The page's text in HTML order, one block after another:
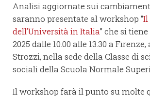
Analisi aggiornate sui
saranno presentate al workshop “Il
dell’Università in Italia” che si
2025 dalle 10.00 alle 13.30 a
Strozzi, nella sede della Classe di
sociali della Scuola Normale
Il workshop farà il punto su molte